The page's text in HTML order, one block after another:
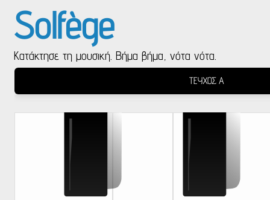
Solfège
Κατάκτησε τη μουσική. Βήμα βήμα, νότα νότα.
ΤΕΥΧΟΣ Α